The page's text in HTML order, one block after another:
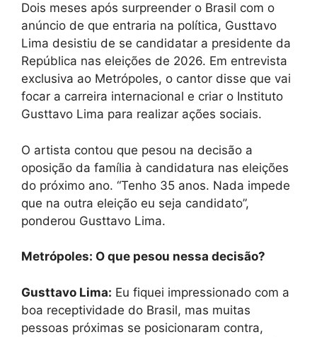
Dois meses após surpreender o Brasil com o
anúncio de que entraria na política, Gusttavo
Lima desistiu de se candidatar a presidente da
República nas eleições de 2026. Em entrevista
exclusiva ao Metrópoles, o cantor disse que vai
focar a carreira internacional e criar o Instituto
Gusttavo Lima para realizar ações sociais.
O artista contou que pesou na decisão a
oposição da família à candidatura nas eleições
do próximo ano. “Tenho 35 anos. Nada impede
que na outra eleição eu seja candidato”,
ponderou Gusttavo Lima.
Metrópoles: O que pesou nessa decisão?
Gusttavo Lima: Eu fiquei impressionado com a
boa receptividade do Brasil, mas muitas
pessoas próximas se posicionaram contra,